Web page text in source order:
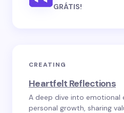
GRÁTIS!
CREATING
Heartfelt Reflections
A deep dive into emotional
personal growth, sharing